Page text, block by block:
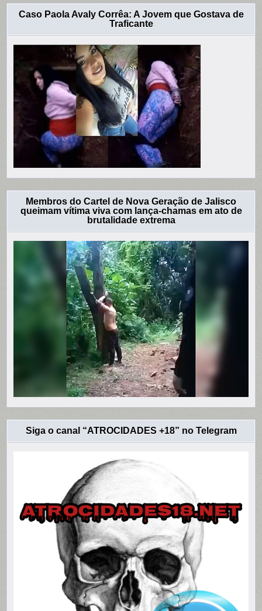
Caso Paola Avaly Corrêa: A Jovem que Gostava de
Traficante
Membros do Cartel de Nova Geração de Jalisco
queimam vítima viva com lança-chamas em ato de
brutalidade extrema
Siga o canal “ATROCIDADES +18” no Telegram